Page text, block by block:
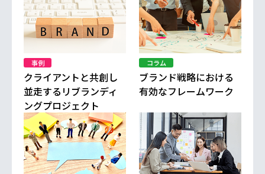
事例
クライアントと共創し
並走するリブランディ
ングプロジェクト
コラム
ブランド戦略における
有効なフレームワーク